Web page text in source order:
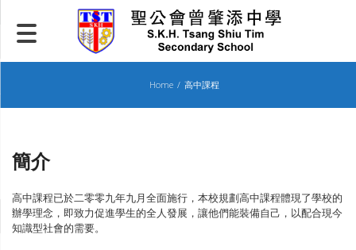
content
Home 高中課程
簡介
高中課程已於二零零九年九月全面施行，本校規劃高中課程體現了學校的
辦學理念，即致力促進學生的全人發展，讓他們能裝備自己，以配合現今
知識型社會的需要。